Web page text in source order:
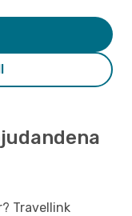
Travellink